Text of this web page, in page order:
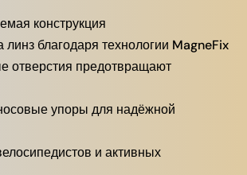
конструкция
благодаря технологии MagneFix
отверстия предотвращают
упоры для надёжной
и активных